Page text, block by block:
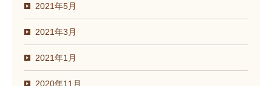
2021年5月
2021年3月
2021年1月
2020年11月